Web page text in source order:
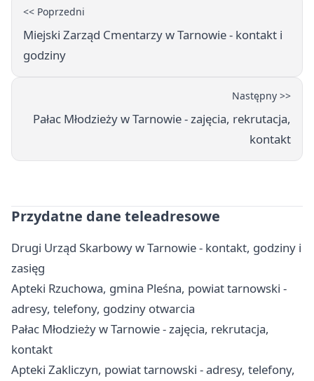
<< Poprzedni
Miejski Zarząd Cmentarzy w Tarnowie - kontakt i
godziny
Następny >>
Pałac Młodzieży w Tarnowie - zajęcia, rekrutacja,
kontakt
Przydatne dane teleadresowe
Drugi Urząd Skarbowy w Tarnowie - kontakt, godziny i
zasięg
Apteki Rzuchowa, gmina Pleśna, powiat tarnowski -
adresy, telefony, godziny otwarcia
Pałac Młodzieży w Tarnowie - zajęcia, rekrutacja,
kontakt
Apteki Zakliczyn, powiat tarnowski - adresy, telefony,